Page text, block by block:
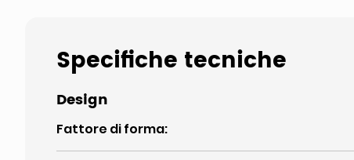
Specifiche tecniche
Design
Fattore di forma: